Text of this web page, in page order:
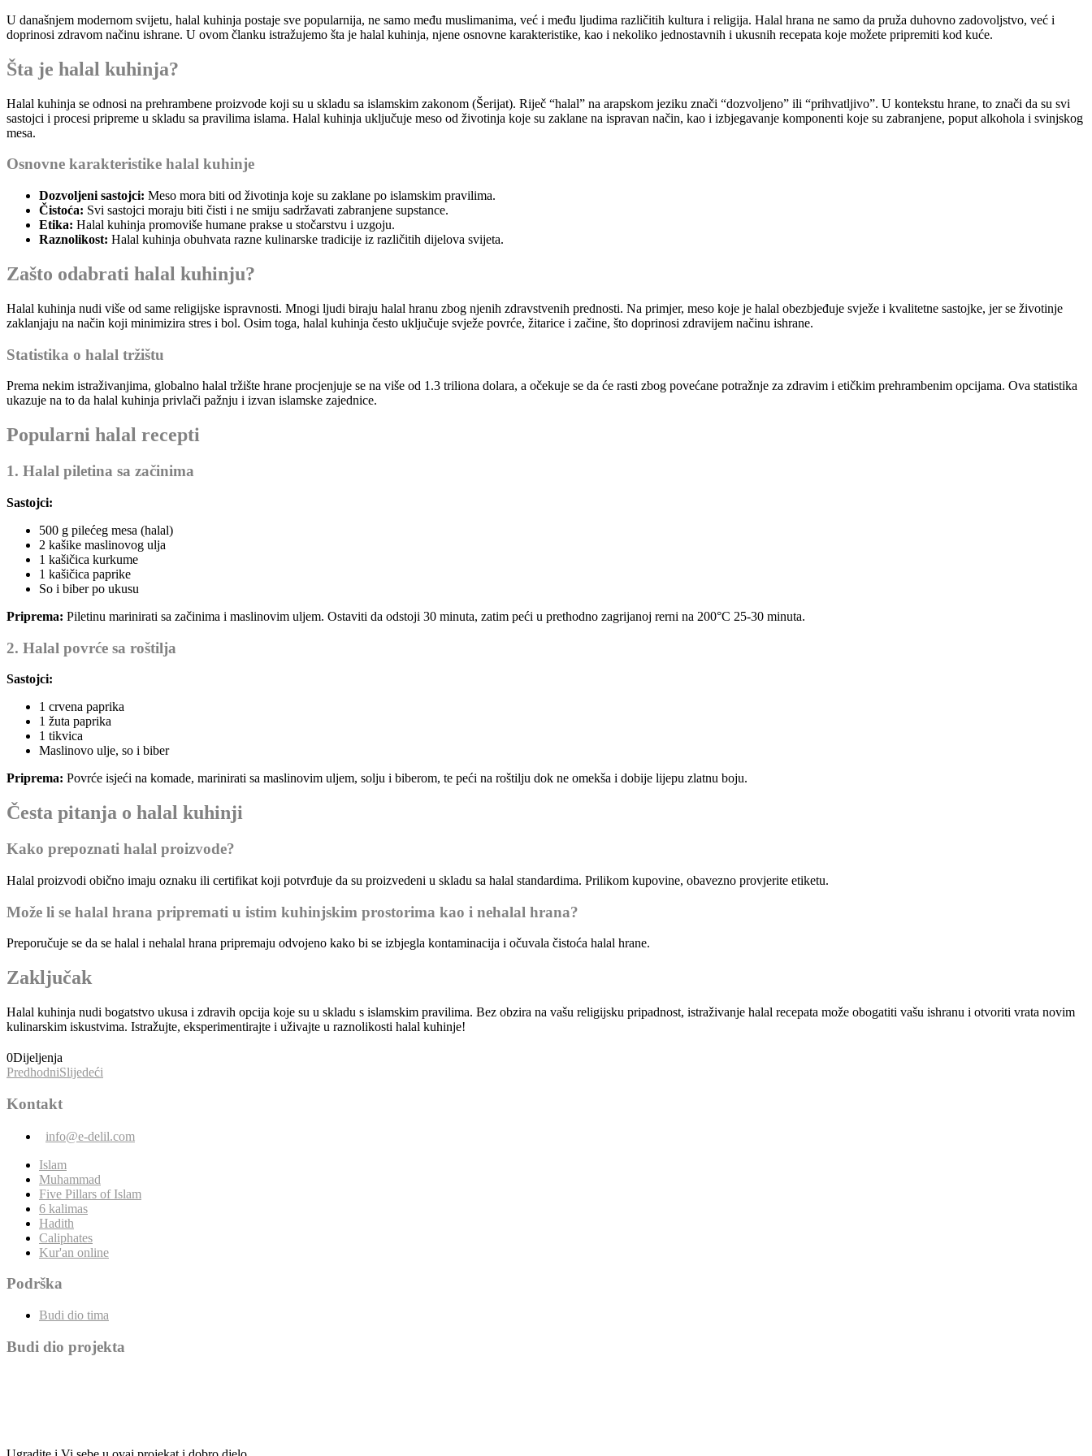
U današnjem modernom svijetu, halal kuhinja postaje sve popularnija, ne samo među muslimanima, već i među ljudima različitih kultura i religija. Halal hrana ne samo da pruža duhovno zadovoljstvo, već i
doprinosi zdravom načinu ishrane. U ovom članku istražujemo šta je halal kuhinja, njene osnovne karakteristike, kao i nekoliko jednostavnih i ukusnih recepata koje možete pripremiti kod kuće.
Šta je halal kuhinja?
Halal kuhinja se odnosi na prehrambene proizvode koji su u skladu sa islamskim zakonom (Šerijat). Riječ “halal” na arapskom jeziku znači “dozvoljeno” ili “prihvatljivo”. U kontekstu hrane, to znači da su svi
sastojci i procesi pripreme u skladu sa pravilima islama. Halal kuhinja uključuje meso od životinja koje su zaklane na ispravan način, kao i izbjegavanje komponenti koje su zabranjene, poput alkohola i svinjskog
mesa.
Osnovne karakteristike halal kuhinje
Dozvoljeni sastojci: Meso mora biti od životinja koje su zaklane po islamskim pravilima.
Čistoća: Svi sastojci moraju biti čisti i ne smiju sadržavati zabranjene supstance.
Etika: Halal kuhinja promoviše humane prakse u stočarstvu i uzgoju.
Raznolikost: Halal kuhinja obuhvata razne kulinarske tradicije iz različitih dijelova svijeta.
Zašto odabrati halal kuhinju?
Halal kuhinja nudi više od same religijske ispravnosti. Mnogi ljudi biraju halal hranu zbog njenih zdravstvenih prednosti. Na primjer, meso koje je halal obezbjeđuje svježe i kvalitetne sastojke, jer se životinje
zaklanjaju na način koji minimizira stres i bol. Osim toga, halal kuhinja često uključuje svježe povrće, žitarice i začine, što doprinosi zdravijem načinu ishrane.
Statistika o halal tržištu
Prema nekim istraživanjima, globalno halal tržište hrane procjenjuje se na više od 1.3 triliona dolara, a očekuje se da će rasti zbog povećane potražnje za zdravim i etičkim prehrambenim opcijama. Ova statistika
ukazuje na to da halal kuhinja privlači pažnju i izvan islamske zajednice.
Popularni halal recepti
1. Halal piletina sa začinima
Sastojci:
500 g pilećeg mesa (halal)
2 kašike maslinovog ulja
1 kašičica kurkume
1 kašičica paprike
So i biber po ukusu
Priprema: Piletinu marinirati sa začinima i maslinovim uljem. Ostaviti da odstoji 30 minuta, zatim peći u prethodno zagrijanoj rerni na 200°C 25-30 minuta.
2. Halal povrće sa roštilja
Sastojci:
1 crvena paprika
1 žuta paprika
1 tikvica
Maslinovo ulje, so i biber
Priprema: Povrće isjeći na komade, marinirati sa maslinovim uljem, solju i biberom, te peći na roštilju dok ne omekša i dobije lijepu zlatnu boju.
Česta pitanja o halal kuhinji
Kako prepoznati halal proizvode?
Halal proizvodi obično imaju oznaku ili certifikat koji potvrđuje da su proizvedeni u skladu sa halal standardima. Prilikom kupovine, obavezno provjerite etiketu.
Može li se halal hrana pripremati u istim kuhinjskim prostorima kao i nehalal hrana?
Preporučuje se da se halal i nehalal hrana pripremaju odvojeno kako bi se izbjegla kontaminacija i očuvala čistoća halal hrane.
Zaključak
Halal kuhinja nudi bogatstvo ukusa i zdravih opcija koje su u skladu s islamskim pravilima. Bez obzira na vašu religijsku pripadnost, istraživanje halal recepata može obogatiti vašu ishranu i otvoriti vrata novim
kulinarskim iskustvima. Istražujte, eksperimentirajte i uživajte u raznolikosti halal kuhinje!
0Dijeljenja
PredhodniSlijedeći
Kontakt
info@e-delil.com
Islam
Muhammad
Five Pillars of Islam
6 kalimas
Hadith
Caliphates
Kur'an online
Podrška
Budi dio tima
Budi dio projekta